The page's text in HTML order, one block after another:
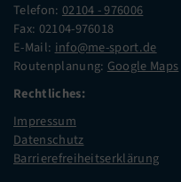
Telefon: 02104 - 976006
Fax: 02104-976018
E-Mail: info@me-sport.de
Routenplanung: Google Maps
Rechtliches:
Impressum
Datenschutz
Barrierefreiheitserklärung